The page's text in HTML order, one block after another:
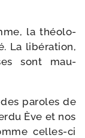
la théo­lo­
La libé­ra­tion,
sont mau­
des paroles de
Ève et nos
celles-​ci